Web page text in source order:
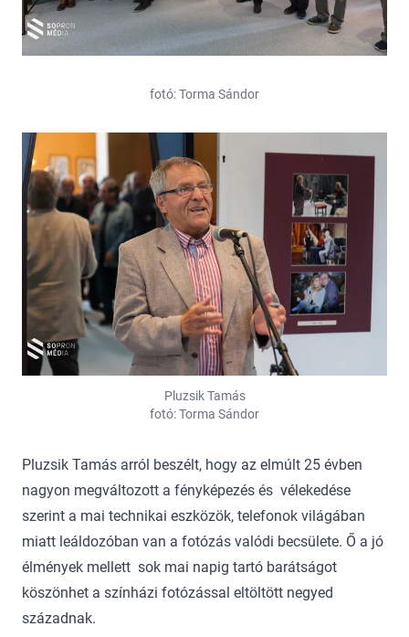
fotó: Torma Sándor
Pluzsik Tamás
fotó: Torma Sándor
Pluzsik Tamás arról beszélt, hogy az elmúlt 25 évben
nagyon megváltozott a fényképezés és vélekedése
szerint a mai technikai eszközök, telefonok világában
miatt leáldozóban van a fotózás valódi becsülete. Ő a jó
élmények mellett sok mai napig tartó barátságot
köszönhet a színházi fotózással eltöltött negyed
századnak.